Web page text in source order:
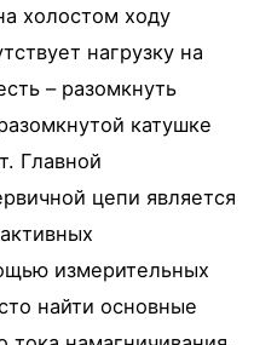
холостом ходу
нагрузку на
– разомкнуть
катушке
Главной
цепи является
измерительных
найти основные